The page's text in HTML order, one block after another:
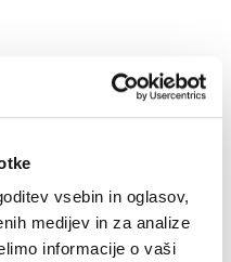
vsebin in oglasov,
medijev in za analize
informacije o vaši
danes odločate